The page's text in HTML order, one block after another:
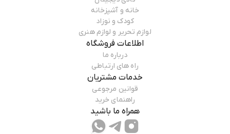
خانه و آشپزخانه
کودک و نوزاد
لوازم تحریر و لوازم هنری
اطلاعات فروشگاه
درباره ما
راه های ارتباطی
خدمات مشتریان
قوانین مرجوعی
راهنمای خرید
همراه ما باشید